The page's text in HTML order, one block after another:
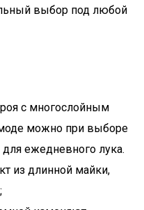
выбор под любой
с многослойным
можно при выборе
ежедневного лука.
из длинной майки,